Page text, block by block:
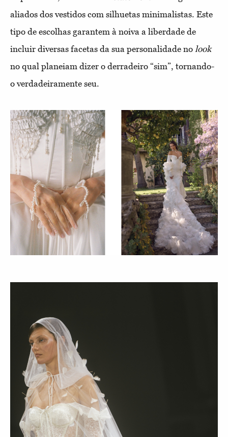
aliados dos vestidos com silhuetas minimalistas. Este
tipo de escolhas garantem à noiva a liberdade de
incluir diversas facetas da sua personalidade no look
no qual planeiam dizer o derradeiro “sim”, tornando-
o verdadeiramente seu.